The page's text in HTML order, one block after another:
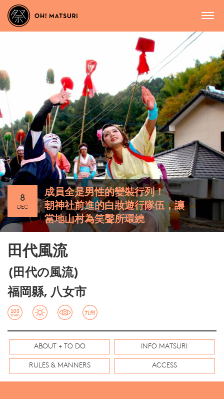
8
DEC
成員全是男性的變裝行列！
朝神社前進的白妝遊行隊伍，讓
當地山村為笑聲所環繞
田代風流
(田代の風流)
福岡縣, 八女市
ABOUT + TO DO INFO MATSURI
RULES & MANNERS ACCESS